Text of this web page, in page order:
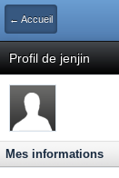
← Accueil
Profil de jenjin
Mes informations